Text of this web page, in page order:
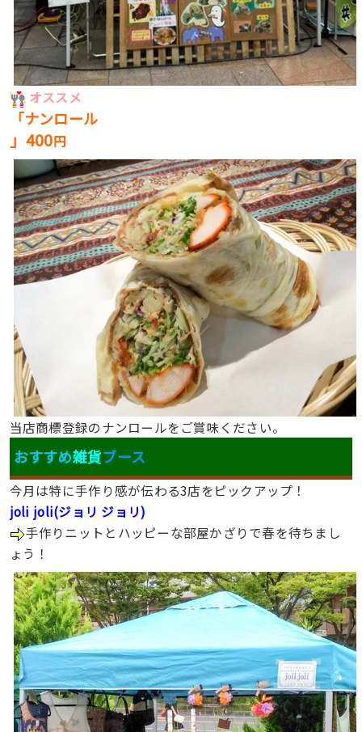
オススメ
「ナンロール
」400円
当店商標登録のナンロールをご賞味ください。
おすすめ雑貨ブース
今月は特に手作り感が伝わる3店をピックアップ！
joli joli(ジョリ ジョリ)
手作りニットとハッピーな部屋かざりで春を待ちまし
ょう！